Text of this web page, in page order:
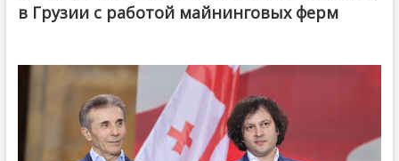
в Грузии с работой майнинговых ферм